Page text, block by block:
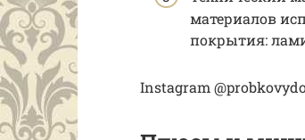
материалов
покрытия:
Instagram